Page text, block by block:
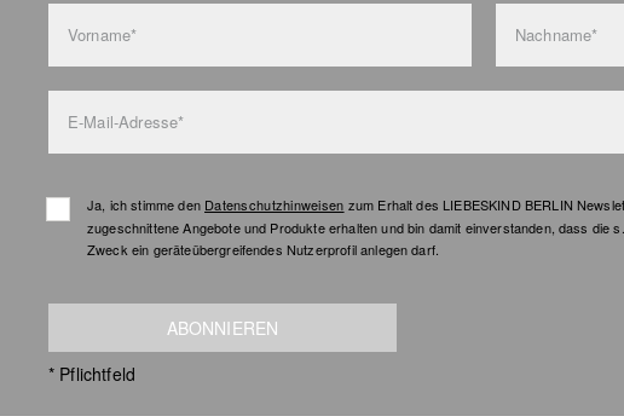
Vorname* Nachname*
E-Mail-Adresse*
Ja, ich stimme den Datenschutzhinweisen zum Erhalt des LIEBESKIND BERLIN
zugeschnittene Angebote und Produkte erhalten und bin damit einverstanden, dass die
Zweck ein geräteübergreifendes Nutzerprofil anlegen darf.
ABONNIEREN
* Pflichtfeld